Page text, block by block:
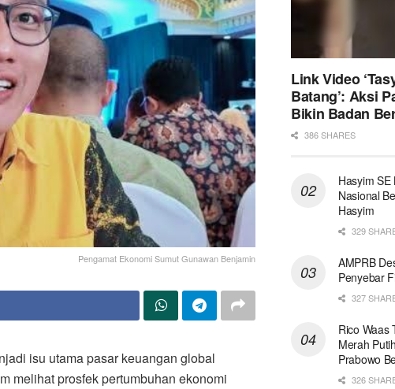
Pengamat Ekonomi Sumut Gunawan Benjamin
isu utama pasar keuangan global
melihat prosfek pertumbuhan ekonomi
Link Video
Batang’: Aksi
Bikin Badan
386 SHARES
Hasyim SE
Nasional
Hasyim
329
AMPRB
Penyebar
327
Rico Waas
Merah
Prabowo
326